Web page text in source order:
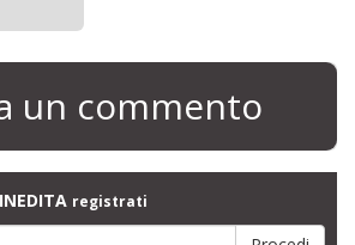
un commento
registrati